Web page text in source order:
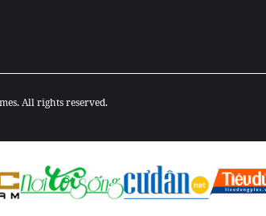
All rights reserved.